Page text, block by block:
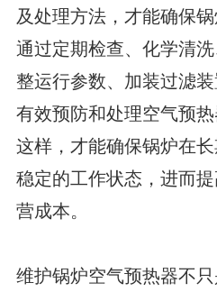
及处理方法，才能确保锅
通过定期检查、化学清
整运行参数、加装过滤
有效预防和处理空气预
这样，才能确保锅炉在长
稳定的工作状态，进而
营成本。
维护锅炉空气预热器不